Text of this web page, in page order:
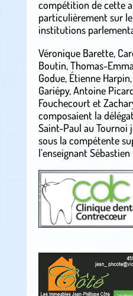
compétition de cette
particulièrement sur
institutions
Véronique Barette,
Boutin, Thomas-
Godue, Étienne
Gariépy, Antoine
Fouchecourt et
composaient la
Saint-Paul au Tournoi
sous la compétente
l’enseignant